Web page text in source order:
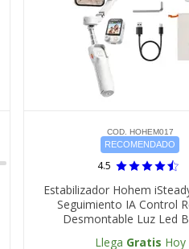
COD. HOHEM017
RECOMENDADO
4.5
Estabilizador Hohem
Seguimiento IA Control
Desmontable Luz Led
Llega Gratis Hoy